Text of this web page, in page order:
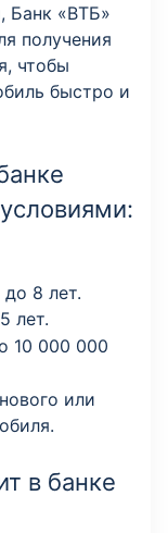
Банк «ВТБ»
получения
чтобы
быстро и
8 лет.
лет.
10 000 000
или
в банке